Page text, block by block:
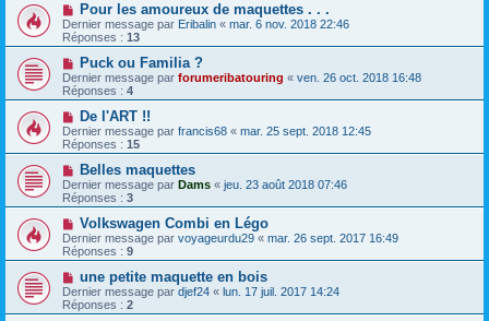
Pour les amoureux de maquettes . . .
Dernier message par Eribalin « mar. 6 nov. 2018 22:46
Réponses : 13
Puck ou Familia ?
Dernier message par forumeribatouring « ven. 26 oct. 2018 16:48
Réponses : 4
De l'ART !!
Dernier message par francis68 « mar. 25 sept. 2018 12:45
Réponses : 15
Belles maquettes
Dernier message par Dams « jeu. 23 août 2018 07:46
Réponses : 3
Volkswagen Combi en Légo
Dernier message par voyageurdu29 « mar. 26 sept. 2017 16:49
Réponses : 9
une petite maquette en bois
Dernier message par djef24 « lun. 17 juil. 2017 14:24
Réponses : 2